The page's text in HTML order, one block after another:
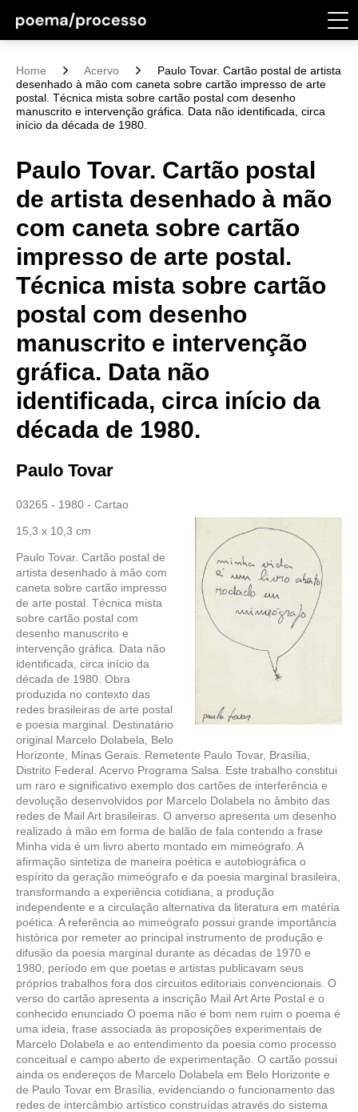
Home Acervo
Paulo Tovar. Cartão postal de artista
desenhado à mão com caneta sobre cartão impresso de arte
postal. Técnica mista sobre cartão postal com desenho
manuscrito e intervenção gráfica. Data não identificada, circa
início da década de 1980.
Paulo Tovar. Cartão postal
de artista desenhado à mão
com caneta sobre cartão
impresso de arte postal.
Técnica mista sobre cartão
postal com desenho
manuscrito e intervenção
gráfica. Data não
identificada, circa início da
década de 1980.
Paulo Tovar
03265 - 1980 - Cartao
15,3 x 10,3 cm
Paulo Tovar. Cartão postal de
artista desenhado à mão com
caneta sobre cartão impresso
de arte postal. Técnica mista
sobre cartão postal com
desenho manuscrito e
intervenção gráfica. Data não
identificada, circa início da
década de 1980. Obra
produzida no contexto das
redes brasileiras de arte postal
e poesia marginal. Destinatário
original Marcelo Dolabela, Belo
Horizonte, Minas Gerais. Remetente Paulo Tovar, Brasília,
Distrito Federal. Acervo Programa Salsa. Este trabalho constitui
um raro e significativo exemplo dos cartões de interferência e
devolução desenvolvidos por Marcelo Dolabela no âmbito das
redes de Mail Art brasileiras. O anverso apresenta um desenho
realizado à mão em forma de balão de fala contendo a frase
Minha vida é um livro aberto montado em mimeógrafo. A
afirmação sintetiza de maneira poética e autobiográfica o
espírito da geração mimeógrafo e da poesia marginal brasileira,
transformando a experiência cotidiana, a produção
independente e a circulação alternativa da literatura em matéria
poética. A referência ao mimeógrafo possui grande importância
histórica por remeter ao principal instrumento de produção e
difusão da poesia marginal durante as décadas de 1970 e
1980, período em que poetas e artistas publicavam seus
próprios trabalhos fora dos circuitos editoriais convencionais. O
verso do cartão apresenta a inscrição Mail Art Arte Postal e o
conhecido enunciado O poema não é bom nem ruim o poema é
uma ideia, frase associada às proposições experimentais de
Marcelo Dolabela e ao entendimento da poesia como processo
conceitual e campo aberto de experimentação. O cartão possui
ainda os endereços de Marcelo Dolabela em Belo Horizonte e
de Paulo Tovar em Brasília, evidenciando o funcionamento das
redes de intercâmbio artístico construídas através do sistema